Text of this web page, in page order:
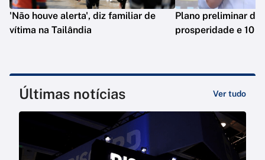
'Não houve alerta', diz familiar de
vítima na Tailândia
Plano preliminar de
prosperidade e 10
Últimas notícias Ver tudo